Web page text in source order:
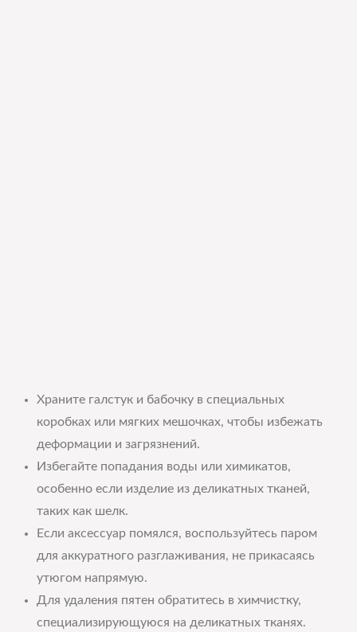
Храните галстук и бабочку в специальных
коробках или мягких мешочках, чтобы избежать
деформации и загрязнений.
Избегайте попадания воды или химикатов,
особенно если изделие из деликатных тканей,
таких как шелк.
Если аксессуар помялся, воспользуйтесь паром
для аккуратного разглаживания, не прикасаясь
утюгом напрямую.
Для удаления пятен обратитесь в химчистку,
специализирующуюся на деликатных тканях.